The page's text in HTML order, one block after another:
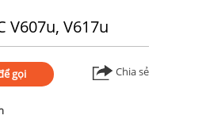
V607u, V617u
gọi Chia sẻ